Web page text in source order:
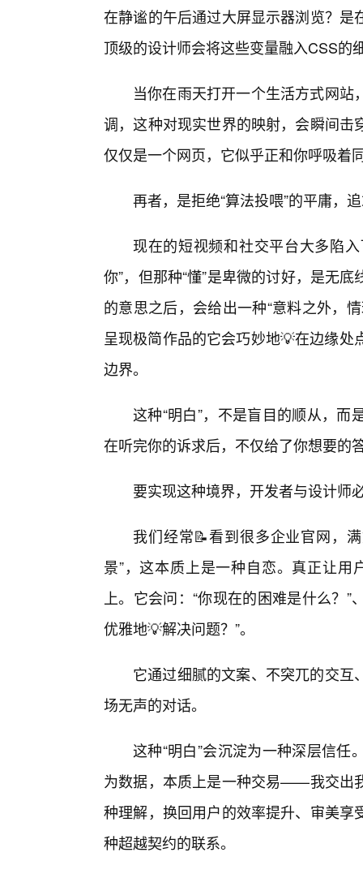
在静谧的午后通过大屏显示器浏览？
顶级的设计师会将这些变量融入CSS的
当你在雨天打开一个生活方式网
调，这种对现实世界的映射，会瞬间
仅仅是一个网页，它似乎正和你呼吸着
再者，是拒绝“算法投喂”的平庸，
现在的短视频和社交平台大多陷
你”，但那种“懂”是卑微的讨好，是无
的意思之后，会给出一种“意料之外，
呈现极简作品的它会巧妙地💡在边缘
边界。
这种“明白”，不是盲目的顺从，
在听完你的诉求后，不仅给了你想要的
要实现这种境界，开发者与设计师
我们经常📝看到很多企业官网，
景”，这本质上是一种自恋。真正让用
上。它会问：“你现在的困难是什么？”
优雅地💡解决问题？”。
它通过细腻的文案、不突兀的交
场无声的对话。
这种“明白”会沉淀为一种深层信
为数据，本质上是一种交易——我交出
种理解，换回用户的效率提升、审美
种超越契约的联系。